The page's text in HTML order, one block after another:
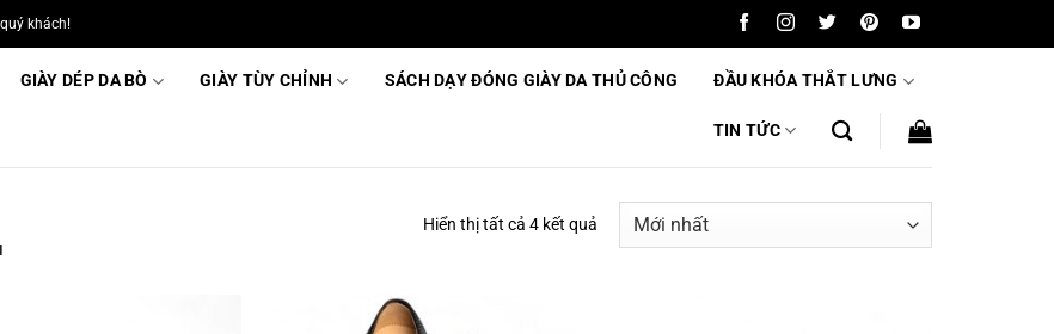
khách!
GIÀY DÉP DA BÒ GIÀY TÙY CHỈNH SÁCH DẠY ĐÓNG GIÀY DA THỦ CÔNG ĐẦU KHÓA THẮT LƯNG
TIN TỨC
Hiển thị tất cả 4 kết quảĐược
sắp